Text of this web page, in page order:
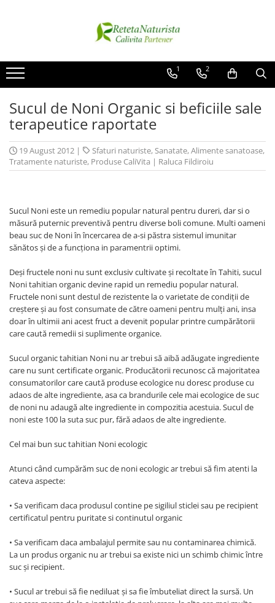
Categorii Populare
Antivirale / Antigripale
Antistress / Stare depresie
Pentru Digestie
Slabit / Obezitate / Celulita
Vitamine / Multivitamine
Vitamine
Contact / Despre Noi
Contact
Despre noi
Livrare
1 2
Sucul de Noni Organic si beficiile sale
terapeutice raportate
19 August 2012 | Sfaturi naturiste,Sanatate,Alimente sanatoase,
Tratamente naturiste, Produse CaliVita | Raluca Fildiroiu
Sucul Noni este un remediu popular natural pentru dureri, dar si o
măsură puternic preventivă pentru diverse boli comune. Multi oameni
beau suc de Noni în încercarea de a-si păstra sistemul imunitar
sănătos şi de a funcţiona in paramentrii optimi.
Deşi fructele noni nu sunt exclusiv cultivate şi recoltate în Tahiti, sucul
Noni tahitian organic devine rapid un remediu popular natural.
Fructele noni sunt destul de rezistente la o varietate de condiţii de
creştere şi au fost consumate de către oameni pentru mulţi ani, insa
doar în ultimii ani acest fruct a devenit popular printre cumpărătorii
care caută remedii si suplimente organice.
Sucul organic tahitian Noni nu ar trebui să aibă adăugate ingrediente
care nu sunt certificate organic. Producătorii recunosc că majoritatea
consumatorilor care caută produse ecologice nu doresc produse cu
adaos de alte ingrediente, asa ca brandurile cele mai ecologice de suc
de noni nu adaugă alte ingrediente in compozitia acestuia. Sucul de
noni este 100 la suta suc pur, fără adaos de alte ingrediente.
Cel mai bun suc tahitian Noni ecologic
Atunci când cumpărăm suc de noni ecologic ar trebui să fim atenti la
cateva aspecte:
• Sa verificam daca produsul contine pe sigiliul sticlei sau pe recipient
certificatul pentru puritate si continutul organic
• Sa verificam daca ambalajul permite sau nu contaminarea chimică.
La un produs organic nu ar trebui sa existe nici un schimb chimic între
suc şi recipient.
• Sucul ar trebui să fie nediluat şi sa fie îmbuteliat direct la sursă. Un